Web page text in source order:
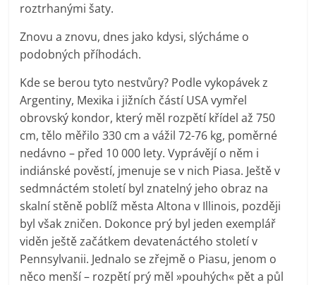
roztrhanými šaty.
Znovu a znovu, dnes jako kdysi, slýcháme o
podobných příhodách.
Kde se berou tyto nestvůry? Podle vykopávek z
Argentiny, Mexika i jižních částí USA vymřel
obrovský kondor, který měl rozpětí křídel až 750
cm, tělo měřilo 330 cm a vážil 72-76 kg, poměrné
nedávno – před 10 000 lety. Vyprávějí o něm i
indiánské pověstí, jmenuje se v nich Piasa. Ještě v
sedmnáctém století byl znatelný jeho obraz na
skalní stěně poblíž města Altona v Illinois, později
byl však zničen. Dokonce prý byl jeden exemplář
viděn ještě začátkem devatenáctého století v
Pennsylvanii. Jednalo se zřejmě o Piasu, jenom o
něco menší – rozpětí prý měl »pouhých« pět a půl